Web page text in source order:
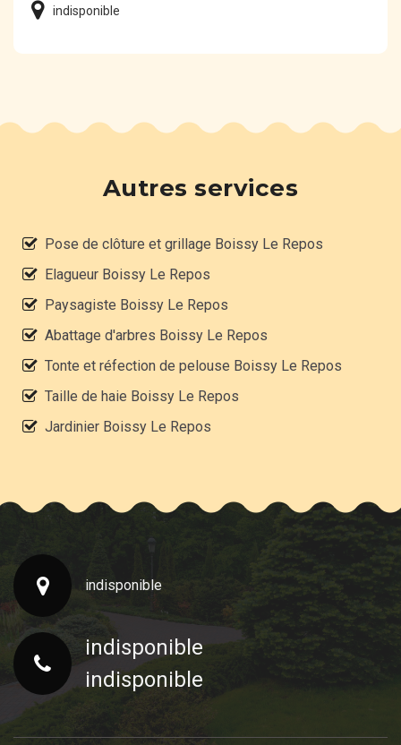
indisponible
Autres services
Pose de clôture et grillage Boissy Le Repos
Elagueur Boissy Le Repos
Paysagiste Boissy Le Repos
Abattage d'arbres Boissy Le Repos
Tonte et réfection de pelouse Boissy Le Repos
Taille de haie Boissy Le Repos
Jardinier Boissy Le Repos
indisponible
indisponible
indisponible